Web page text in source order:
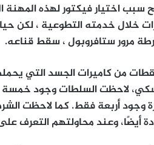
سبب اختيار فيكتور لهذه المهنة
خلال خدمته التطوعية ، لكن
مرور ستافروبول ، سقط قناعه.
من كاميرات الجسد التي
لاحظت السلطات وجود
وجود أربعة فقط. كما لاحظت
أيضًا، وعند محاولتهم التعرف